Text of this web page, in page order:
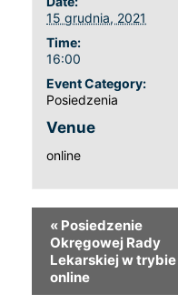
15 grudnia, 2021
Time:
16:00
Event Category:
Posiedzenia
Venue
online
« Posiedzenie
Okręgowej Rady
Lekarskiej w trybie
online